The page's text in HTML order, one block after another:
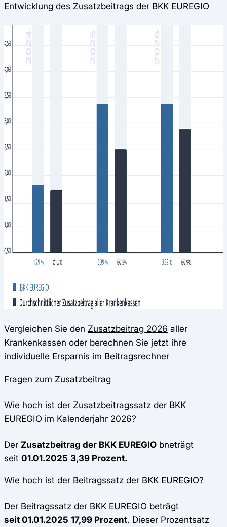
Entwicklung des Zusatzbeitrags der BKK EUREGIO
Vergleichen Sie den Zusatzbeitrag 2026 aller
Krankenkassen oder berechnen Sie jetzt ihre
individuelle Ersparnis im Beitragsrechner
Fragen zum Zusatzbeitrag
Wie hoch ist der Zusatzbeitragssatz der BKK
EUREGIO im Kalenderjahr 2026?
Der Zusatzbeitrag der BKK EUREGIO bneträgt
seit 01.01.2025 3,39 Prozent.
Wie hoch ist der Beitragssatz der BKK EUREGIO?
Der Beitragssatz der BKK EUREGIO beträgt
seit 01.01.2025 17,99 Prozent. Dieser Prozentsatz